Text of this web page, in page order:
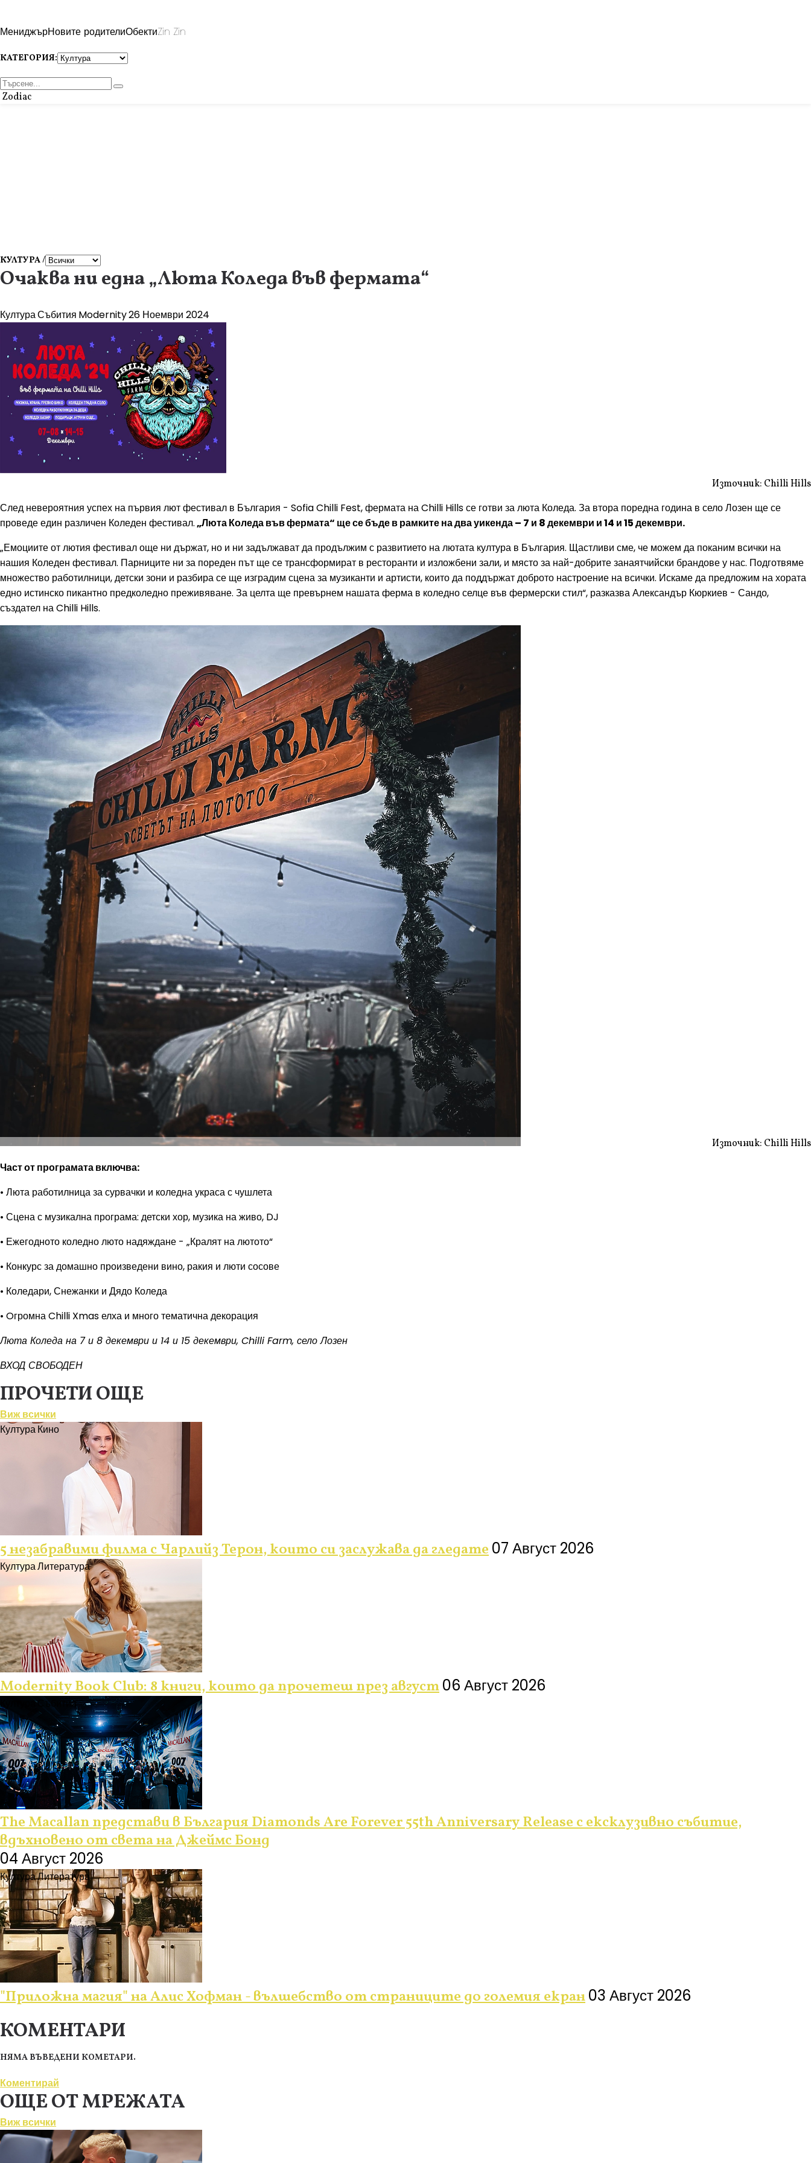
МениджърНовите родителиОбектиZin Zin
КАТЕГОРИЯ:
Zodiac
КУЛТУРА /
Очаква ни една „Люта Коледа във фермата“
КултураСъбития Modernity26 Ноември 2024
Източник: Chilli Hills
След невероятния успех на първия лют фестивал в България - Sofia Chilli Fest, фермата на Chilli Hills се готви за люта Коледа. За втора поредна година в село Лозен ще се
проведе един различен Коледен фестивал.„Люта Коледа във фермата“ ще се бъде в рамките на два уикенда – 7 и 8 декември и 14 и 15 декември.
„Емоциите от лютия фестивал още ни държат, но и ни задължават да продължим с развитието на лютата култура в България. Щастливи сме, че можем да поканим всички на
нашия Коледен фестивал. Парниците ни за пореден път ще се трансформират в ресторанти и изложбени зали, и място за най-добрите занаятчийски брандове у нас. Подготвяме
множество работилници, детски зони и разбира се ще изградим сцена за музиканти и артисти, които да поддържат доброто настроение на всички. Искаме да предложим на хората
едно истинско пикантно предколедно преживяване. За целта ще превърнем нашата ферма в коледно селце във фермерски стил“, разказва Александър Кюркиев - Сандо,
създател на Chilli Hills.
Източник: Chilli Hills
Част от програмата включва:
• Люта работилница за сурвачки и коледна украса с чушлета
• Сцена с музикална програма: детски хор, музика на живо, DJ
• Ежегодното коледно люто надяждане - „Кралят на лютото“
• Конкурс за домашно произведени вино, ракия и люти сосове
• Коледари, Снежанки и Дядо Коледа
• Oгромна Chilli Xmas елха и много тематична декорация
Люта Коледа на 7 и 8 декември и 14 и 15 декември, Chilli Farm, село Лозен
ВХОД СВОБОДЕН
ПРОЧЕТИ ОЩЕ
Виж всички
КултураКино
5 незабравими филма с Чарлийз Терон, които си заслужава да гледате07 Август 2026
КултураЛитература
Modernity Book Club: 8 книги, които да прочетеш през август06 Август 2026
Култура Събития
The Macallan представи в България Diamonds Are Forever 55th Anniversary Release с ексклузивно събитие,
вдъхновено от света на Джеймс Бонд
04 Август 2026
КултураЛитература
"Приложна магия" на Алис Хофман - вълшебство от страниците до големия екран03 Август 2026
КОМЕНТАРИ
НЯМА ВЪВЕДЕНИ КОМЕТАРИ.
Коментирай
ОЩЕ ОТ МРЕЖАТА
Виж всички